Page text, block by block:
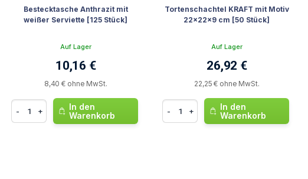
Bestecktasche Anthrazit mit
weißer Serviette [125 Stück]
Auf Lager
10,16 €
8,40 € ohne MwSt.
- +
In den
Warenkorb
Tortenschachtel KRAFT mit Motiv
22x22x9 cm [50 Stück]
Auf Lager
26,92 €
22,25 € ohne MwSt.
- +
In den
Warenkorb